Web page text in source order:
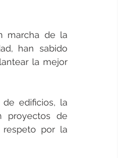
marcha de la
han sabido
la mejor
edificios, la
proyectos de
respeto por la